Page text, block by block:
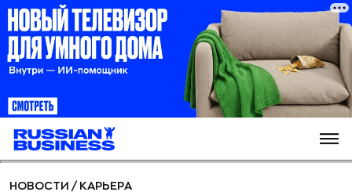
НОВОСТИ / КАРЬЕРА